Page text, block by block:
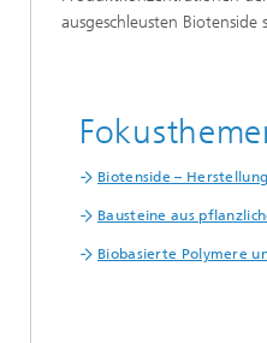
ausgeschleusten
Biotenside –
Bausteine aus
Biobasierte Polymere